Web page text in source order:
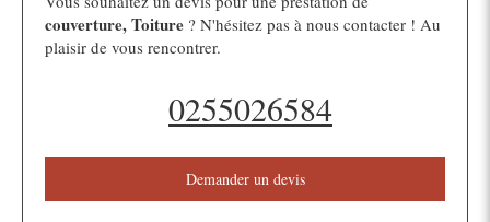
couverture, Toiture ? N'hésitez pas à nous contacter ! Au
plaisir de vous rencontrer.
0255026584
Demander un devis